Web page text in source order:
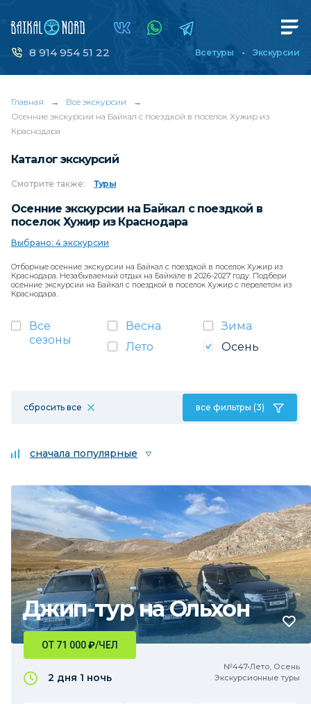
8 914 954 51 22 Все туры Экскурсии
Главная → Все экскурсии
→
Осенние экскурсии на Байкал с поездкой в поселок Хужир из
Краснодара
Каталог экскурсий
Смотрите также: Туры
Осенние экскурсии на Байкал с поездкой в
поселок Хужир из Краснодара
Выбрано: 4 экскурсии
Отборные осенние экскурсии на Байкал с поездкой в поселок Хужир из
Краснодара. Незабываемый отдых на Байкале в 2026-2027 году. Подбери
осенние экскурсии на Байкал с поездкой в поселок Хужир с перелетом из
Краснодара.
Все
сезоны
Весна
Зима
Лето
Осень
сбросить все все фильтры (3)
сначала популярные
Джип-тур на Ольхон
№447•Лето, Осень
Экскурсионные туры
ОТ 71 000₽/ЧЕЛ
2 дня 1 ночь